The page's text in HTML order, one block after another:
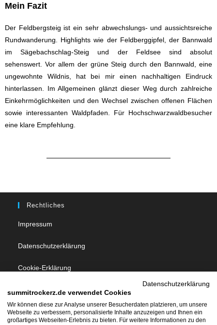
Mein Fazit
Der Feldbergsteig ist ein sehr abwechslungs- und aussichtsreiche
Rundwanderung. Highlights wie der Feldberggipfel, der Bannwald
im Sägebachschlag-Steig und der Feldsee sind absolut
sehenswert. Vor allem der grüne Steig durch den Bannwald, eine
ungewohnte Wildnis, hat bei mir einen nachhaltigen Eindruck
hinterlassen. Im Allgemeinen glänzt dieser Weg durch zahlreiche
Einkehrmöglichkeiten und den Wechsel zwischen offenen Flächen
sowie interessanten Waldpfaden. Für Hochschwarzwaldbesucher
eine klare Empfehlung.
Rechtliches
Impressum
Datenschutzerklärung
Cookie-Erklärung
Follow Us
Datenschutzerklärung
summitrockerz.de verwendet Cookies
Wir können diese zur Analyse unserer Besucherdaten platzieren, um unsere
Webseite zu verbessern, personalisierte Inhalte anzuzeigen und Ihnen ein
großartiges Webseiten-Erlebnis zu bieten. Für weitere Informationen zu den